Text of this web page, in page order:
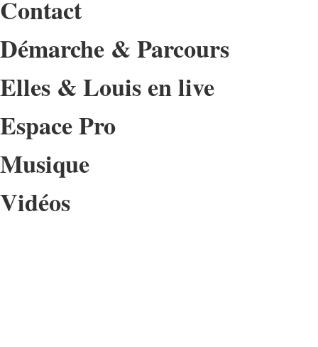
Contact
Démarche & Parcours
Elles & Louis en live
Espace Pro
Musique
Vidéos